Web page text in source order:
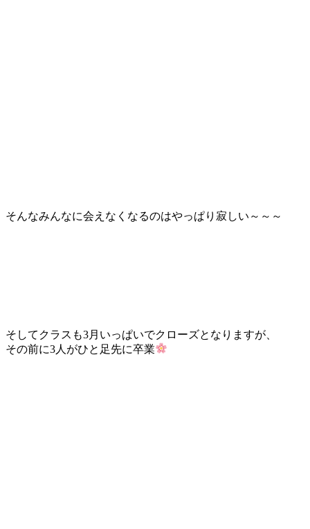
そんなみんなに会えなくなるのはやっぱり寂しい～～～
そしてクラスも3月いっぱいでクローズとなりますが、
その前に3人がひと足先に卒業